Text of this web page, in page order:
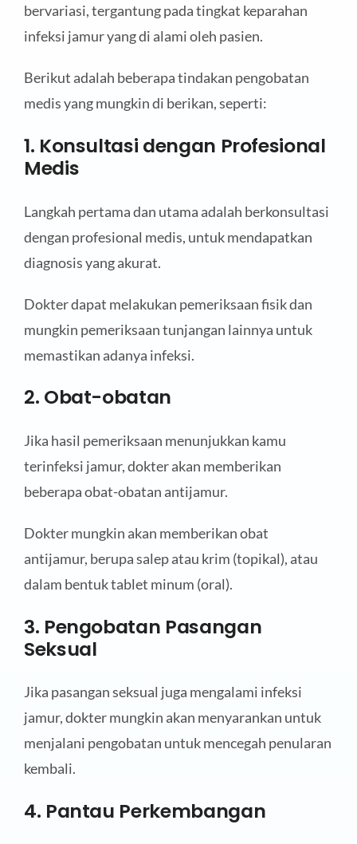
bervariasi, tergantung pada tingkat keparahan
infeksi jamur yang di alami oleh pasien.
Berikut adalah beberapa tindakan pengobatan
medis yang mungkin di berikan, seperti:
1. Konsultasi dengan Profesional
Medis
Langkah pertama dan utama adalah berkonsultasi
dengan profesional medis, untuk mendapatkan
diagnosis yang akurat.
Dokter dapat melakukan pemeriksaan fisik dan
mungkin pemeriksaan tunjangan lainnya untuk
memastikan adanya infeksi.
2. Obat-obatan
Jika hasil pemeriksaan menunjukkan kamu
terinfeksi jamur, dokter akan memberikan
beberapa obat-obatan antijamur.
Dokter mungkin akan memberikan obat
antijamur, berupa salep atau krim (topikal), atau
dalam bentuk tablet minum (oral).
3. Pengobatan Pasangan
Seksual
Jika pasangan seksual juga mengalami infeksi
jamur, dokter mungkin akan menyarankan untuk
menjalani pengobatan untuk mencegah penularan
kembali.
4. Pantau Perkembangan